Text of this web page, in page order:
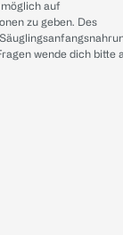
auf
zu geben. Des
wende dich bitte